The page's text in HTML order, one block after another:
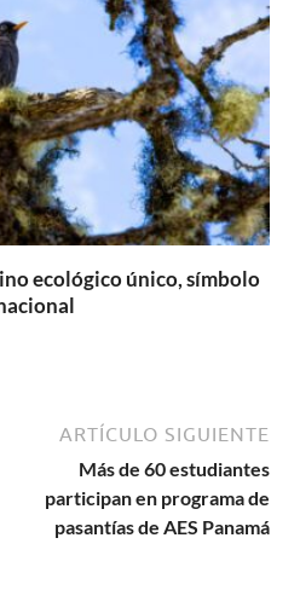
ecológico único, símbolo
ARTÍCULO SIGUIENTE
Más de 60 estudiantes
participan en programa de
pasantías de AES Panamá